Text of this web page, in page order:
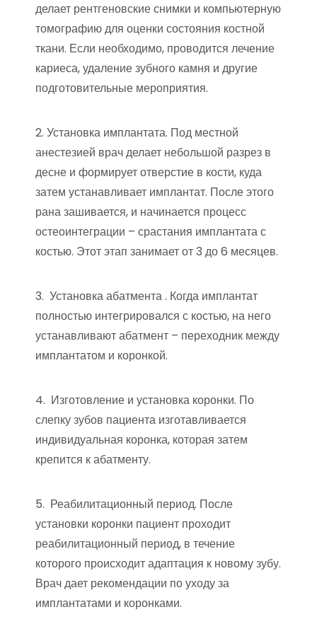
делает рентгеновские снимки и компьютерную
томографию для оценки состояния костной
ткани. Если необходимо, проводится лечение
кариеса, удаление зубного камня и другие
подготовительные мероприятия.
2. Установка имплантата. Под местной
анестезией врач делает небольшой разрез в
десне и формирует отверстие в кости, куда
затем устанавливает имплантат. После этого
рана зашивается, и начинается процесс
остеоинтеграции – срастания имплантата с
костью. Этот этап занимает от 3 до 6 месяцев.
3. Установка абатмента . Когда имплантат
полностью интегрировался с костью, на него
устанавливают абатмент – переходник между
имплантатом и коронкой.
4. Изготовление и установка коронки. По
слепку зубов пациента изготавливается
индивидуальная коронка, которая затем
крепится к абатменту.
5. Реабилитационный период. После
установки коронки пациент проходит
реабилитационный период, в течение
которого происходит адаптация к новому зубу.
Врач дает рекомендации по уходу за
имплантатами и коронками.